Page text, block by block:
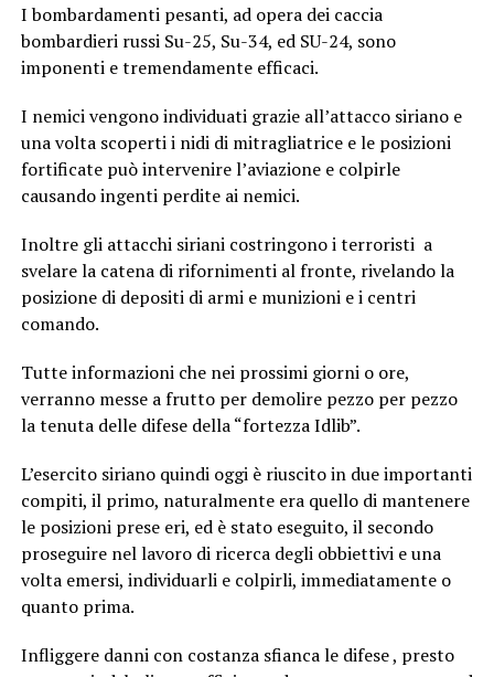
I bombardamenti pesanti, ad opera dei caccia
bombardieri russi Su-25, Su-34, ed SU-24, sono
imponenti e tremendamente efficaci.
I nemici vengono individuati grazie all’attacco siriano e
una volta scoperti i nidi di mitragliatrice e le posizioni
fortificate può intervenire l’aviazione e colpirle
causando ingenti perdite ai nemici.
Inoltre gli attacchi siriani costringono i terroristi a
svelare la catena di rifornimenti al fronte, rivelando la
posizione di depositi di armi e munizioni e i centri
comando.
Tutte informazioni che nei prossimi giorni o ore,
verranno messe a frutto per demolire pezzo per pezzo
la tenuta delle difese della “fortezza Idlib”.
L’esercito siriano quindi oggi è riuscito in due importanti
compiti, il primo, naturalmente era quello di mantenere
le posizioni prese eri, ed è stato eseguito, il secondo
proseguire nel lavoro di ricerca degli obbiettivi e una
volta emersi, individuarli e colpirli, immediatamente o
quanto prima.
Infliggere danni con costanza sfianca le difese , presto